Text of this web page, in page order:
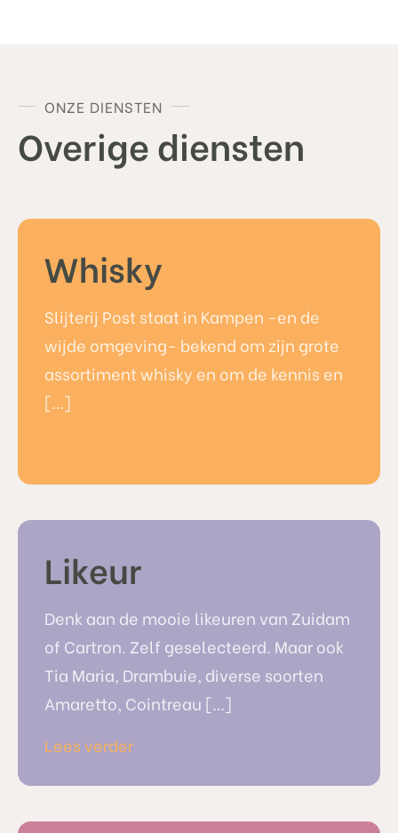
ONZE DIENSTEN
Overige diensten
Whisky
Slijterij Post staat in Kampen -en de
wijde omgeving- bekend om zijn grote
assortiment whisky en om de kennis en
[…]
Likeur
Denk aan de mooie likeuren van Zuidam
of Cartron. Zelf geselecteerd. Maar ook
Tia Maria, Drambuie, diverse soorten
Amaretto, Cointreau […]
Lees verder